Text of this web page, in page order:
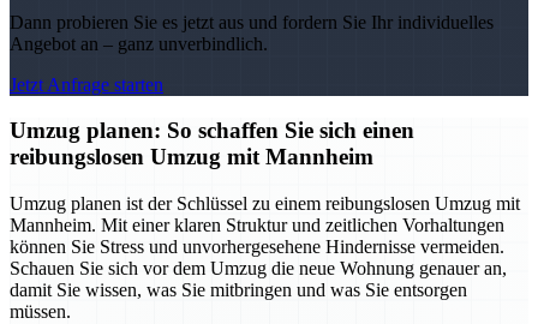
Dann probieren Sie es jetzt aus und fordern Sie Ihr individuelles
Angebot an – ganz unverbindlich.
Jetzt Anfrage starten
Umzug planen: So schaffen Sie sich einen
reibungslosen Umzug mit Mannheim
Umzug planen ist der Schlüssel zu einem reibungslosen Umzug mit
Mannheim. Mit einer klaren Struktur und zeitlichen Vorhaltungen
können Sie Stress und unvorhergesehene Hindernisse vermeiden.
Schauen Sie sich vor dem Umzug die neue Wohnung genauer an,
damit Sie wissen, was Sie mitbringen und was Sie entsorgen
müssen.